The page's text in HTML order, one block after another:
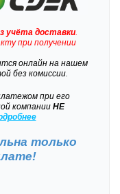
учёта доставки.
при получении
онлайн на нашем
без комиссии.
при его
компанииНЕ
только